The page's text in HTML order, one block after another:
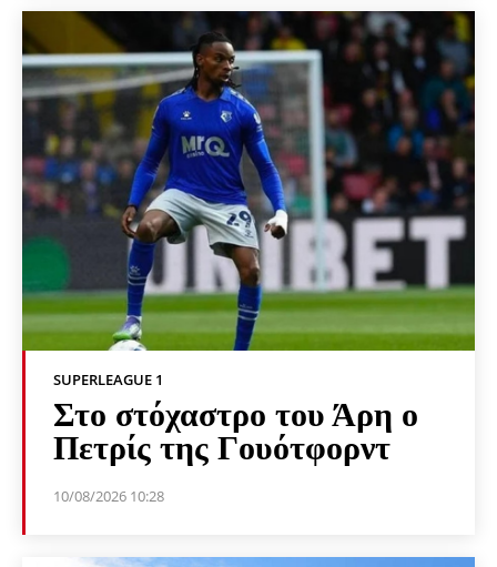
SUPERLEAGUE 1
Στο στόχαστρο του Άρη ο
Πετρίς της Γουότφορντ
10/08/2026 10:28